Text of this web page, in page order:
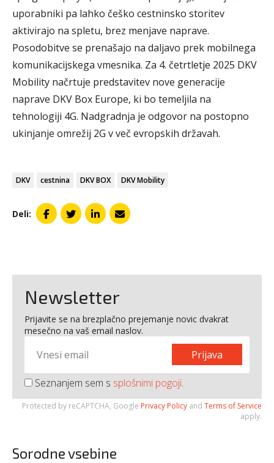
uporabniki pa lahko češko cestninsko storitev
aktivirajo na spletu, brez menjave naprave.
Posodobitve se prenašajo na daljavo prek mobilnega
komunikacijskega vmesnika. Za 4. četrtletje 2025 DKV
Mobility načrtuje predstavitev nove generacije
naprave DKV Box Europe, ki bo temeljila na
tehnologiji 4G. Nadgradnja je odgovor na postopno
ukinjanje omrežij 2G v več evropskih državah.
DKV cestnina DKV BOX DKV Mobility
Deli:
Newsletter
Prijavite se na brezplačno prejemanje novic dvakrat
mesečno na vaš email naslov.
Prijava
Seznanjem sem s splošnimi pogoji.
Protected by reCAPTCHA, Google Privacy Policy and Terms of Service
apply.
Sorodne vsebine